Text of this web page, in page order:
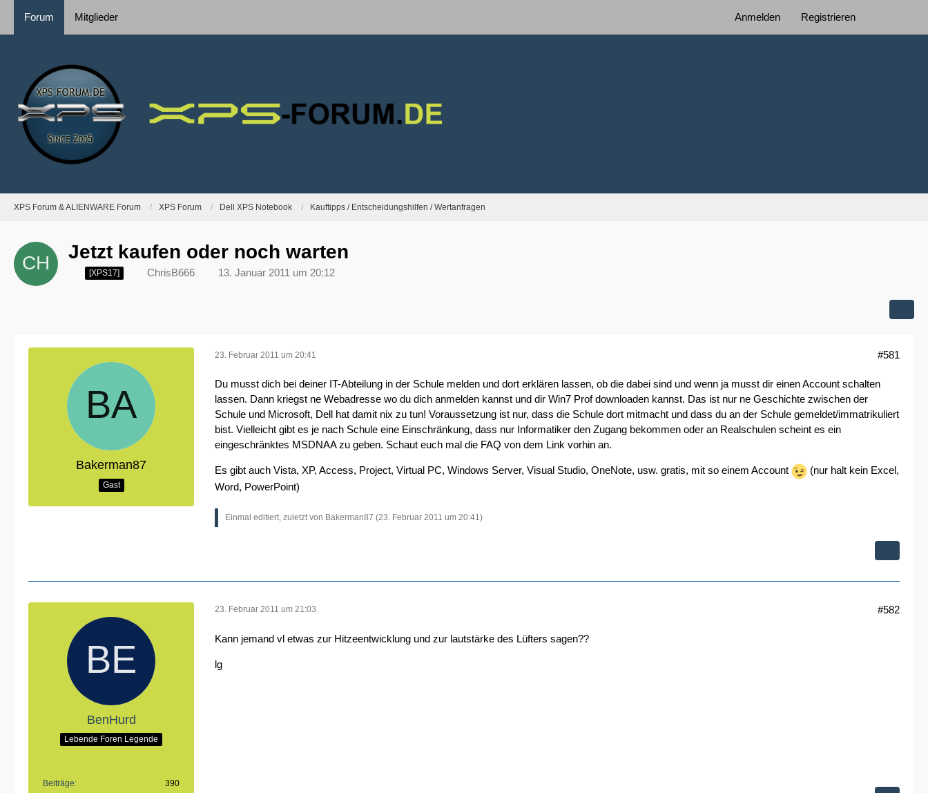
Forum Mitglieder Anmelden Registrieren
XPS Forum & ALIENWARE Forum XPS Forum Dell XPS Notebook Kauftipps / Entscheidungshilfen / Wertanfragen
Jetzt kaufen oder noch warten
[XPS17] ChrisB666 13. Januar 2011 um 20:12
Bakerman87
Gast
23. Februar 2011 um 20:41 #581
Du musst dich bei deiner IT-Abteilung in der Schule melden und dort erklären lassen, ob die dabei sind und wenn ja musst dir einen Account schalten
lassen. Dann kriegst ne Webadresse wo du dich anmelden kannst und dir Win7 Prof downloaden kannst. Das ist nur ne Geschichte zwischen der
Schule und Microsoft, Dell hat damit nix zu tun! Voraussetzung ist nur, dass die Schule dort mitmacht und dass du an der Schule gemeldet/immatrikuliert
bist. Vielleicht gibt es je nach Schule eine Einschränkung, dass nur Informatiker den Zugang bekommen oder an Realschulen scheint es ein
eingeschränktes MSDNAA zu geben. Schaut euch mal die FAQ von dem Link vorhin an.
Es gibt auch Vista, XP, Access, Project, Virtual PC, Windows Server, Visual Studio, OneNote, usw. gratis, mit so einem Account
(nur halt kein Excel,
Word, PowerPoint)
Einmal editiert, zuletzt von Bakerman87 (23. Februar 2011 um 20:41 )
BenHurd
Lebende Foren Legende
Beiträge 390
23. Februar 2011 um 21:03 #582
Kann jemand vl etwas zur Hitzeentwicklung und zur lautstärke des Lüfters sagen??
lg